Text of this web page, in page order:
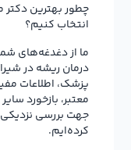
چطور بهترین
انتخاب کنیم؟
ما از دغدغه‌های
درمان ریشه در
پزشک، اطلاعات
معتبر، بازخورد
جهت بررسی
کرده‌ایم.